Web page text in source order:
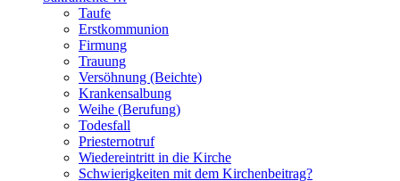
Taufe
Erstkommunion
Firmung
Trauung
Versöhnung (Beichte)
Krankensalbung
Weihe (Berufung)
Todesfall
Priesternotruf
Wiedereintritt in die Kirche
Schwierigkeiten mit dem Kirchenbeitrag?